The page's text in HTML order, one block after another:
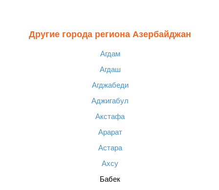
Другие города региона Азербайджан
Агдам
Агдаш
Агджабеди
Аджигабул
Акстафа
Арарат
Астара
Ахсу
Бабек